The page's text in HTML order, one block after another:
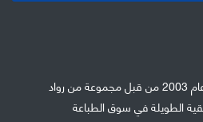
تأسست طيبه العالميه في عام 2003 من قبل مجموعة من رواد
الطويلة في سوق الطباعة